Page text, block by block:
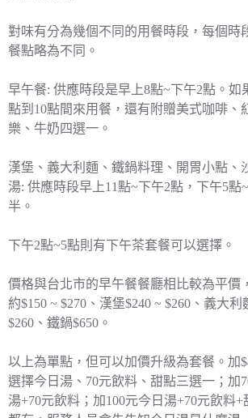
對味有分為幾個不同的用餐時段，每個時
餐點略為不同。
早午餐: 供應時段是早上8點~下午2點。如
點到10點間來用餐，還有附贈美式咖啡、
樂、牛奶四選一。
漢堡、義大利麵、鐵鍋料理、開胃小點、
湯: 供應時段早上11點~下午2點，下午5點
半。
下午2點~5點則有下午茶套餐可以選擇。
價格與台北市的早午餐餐廳相比較為平價
約$150 ~ $270、漢堡$240 ~ $260、義大利
$260、鐵鍋$650。
以上為單點，但可以加價升級為套餐。加
選擇今日湯、70元飲料、甜點三選一；加
湯+70元飲料；加100元今日湯+70元飲料+